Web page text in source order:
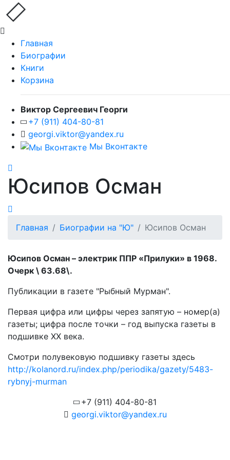
Главная
Биографии
Книги
Корзина
Виктор Сергеевич Георги
+7 (911) 404-80-81
georgi.viktor@yandex.ru
Мы Вконтакте
Юсипов Осман
Главная Биографии на "Ю" Юсипов Осман
Юсипов Осман – электрик ППР «Прилуки» в 1968.
Очерк \ 63.68\.
Публикации в газете "Рыбный Мурман".
Первая цифра или цифры через запятую – номер(а)
газеты; цифра после точки – год выпуска газеты в
подшивке ХХ века.
Смотри полувековую подшивку газеты здесь
http://kolanord.ru/index.php/periodika/gazety/5483-
rybnyj-murman
+7 (911) 404-80-81
georgi.viktor@yandex.ru